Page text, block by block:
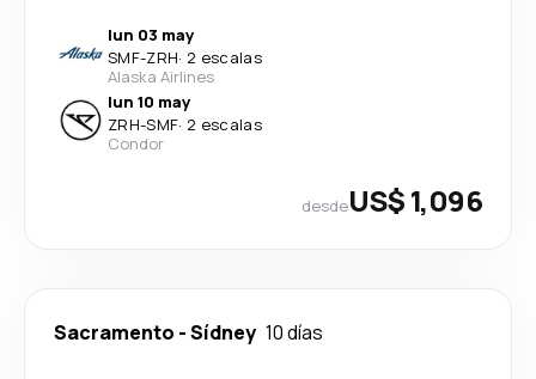
lun 03 may
SMF-ZRH· 2 escalas
Alaska Airlines
lun 10 may
ZRH-SMF· 2 escalas
Condor
desdeUS$ 1,096
Sacramento -Sídney 10 días